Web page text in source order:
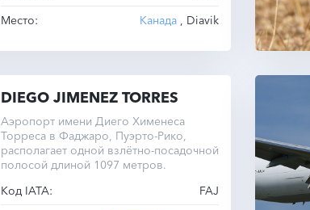
Место:
Канада , Diavik
DIEGO JIMENEZ TORRES
Аэропорт имени Диего Хименеса
Торреса в Фаджаро, Пуэрто-Рико,
располагает одной взлётно-посадочной
полосой длиной 1097 метров.
Код IATA:
FAJ